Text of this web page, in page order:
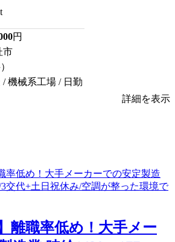
円
市
機械系工場 / 日勤
詳細を表示
離職率低め！大手メー